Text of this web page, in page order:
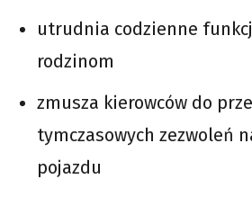
utrudnia codzienne
rodzinom
zmusza kierowców do
tymczasowych zezwoleń
pojazdu